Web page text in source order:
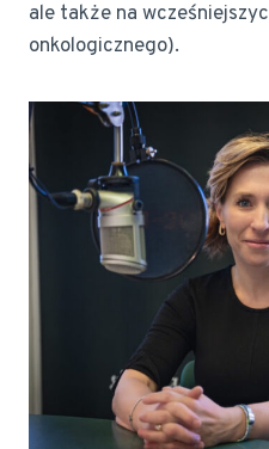
ale także na
onkologicznego).